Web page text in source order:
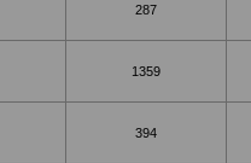
287
1359
394